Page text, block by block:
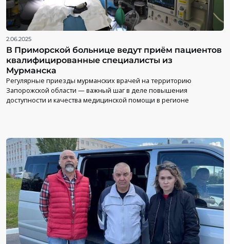
2.06.2025
В Приморской больнице ведут приём пациентов
квалифицированные специалисты из
Мурманска
Регулярные приезды мурманских врачей на территорию
Запорожской области — важный шаг в деле повышения
доступности и качества медицинской помощи в регионе